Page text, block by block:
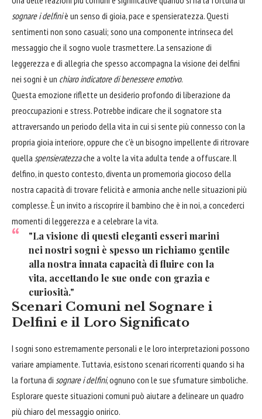
sognare i delfiniè un senso di gioia, pace e spensieratezza. Questi
sentimenti non sono casuali; sono una componente intrinseca del
messaggio che il sogno vuole trasmettere. La sensazione di
leggerezza e di allegria che spesso accompagna la visione dei delfini
nei sogni è un chiaro indicatore di benessere emotivo.
Questa emozione riflette un desiderio profondo di liberazione da
preoccupazioni e stress. Potrebbe indicare che il sognatore sta
attraversando un periodo della vita in cui si sente più connesso con la
propria gioia interiore, oppure che c'è un bisogno impellente di ritrovare
quella spensieratezzache a volte la vita adulta tende a offuscare. Il
delfino, in questo contesto, diventa un promemoria giocoso della
nostra capacità di trovare felicità e armonia anche nelle situazioni più
complesse. È un invito a riscoprire il bambino che è in noi, a concederci
momenti di leggerezza e a celebrare la vita.
"La visione di questi eleganti esseri marini
nei nostri sogni è spesso un richiamo gentile
alla nostra innata capacità di fluire con la
vita, accettando le sue onde con grazia e
curiosità."
Scenari Comuni nel Sognare i
Delfini e il Loro Significato
I sogni sono estremamente personali e le loro interpretazioni possono
variare ampiamente. Tuttavia, esistono scenari ricorrenti quando si ha
la fortuna di sognare i delfini, ognuno con le sue sfumature simboliche.
Esplorare queste situazioni comuni può aiutare a delineare un quadro
più chiaro del messaggio onirico.